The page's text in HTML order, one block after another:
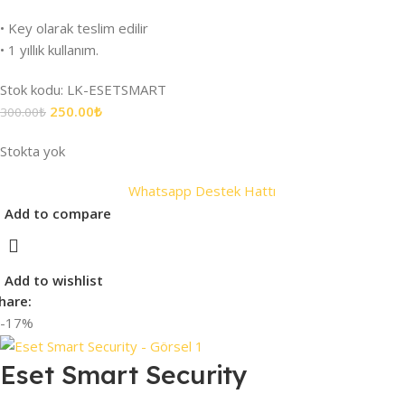
• Key olarak teslim edilir
• 1 yıllık kullanım.
Stok kodu: LK-ESETSMART
300.00₺ 250.00₺
Stokta yok
Whatsapp Destek Hattı
Add to compare
Add to wishlist
-17%
Eset Smart Security